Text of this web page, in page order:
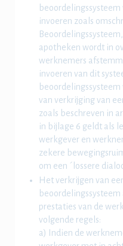
invoeren zoals
apotheken wordt in
werknemers
invoeren van dit
van verkrijging van
zoals beschreven in
in bijlage 6 geldt als
werkgever en
zekere
om een ´lossere
Het verkrijgen van
prestaties van de
volgende regels:
a) Indien de